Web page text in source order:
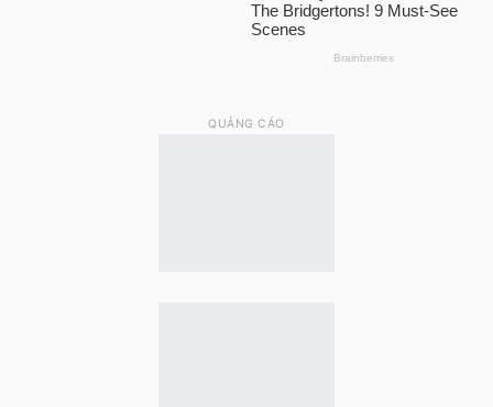
QUẢNG CÁO